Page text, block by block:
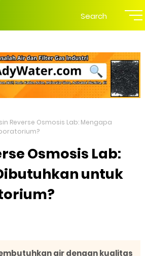
Search
Reverse Osmosis Lab: Mengapa
Osmosis Lab:
untuk
air dengan kualitas